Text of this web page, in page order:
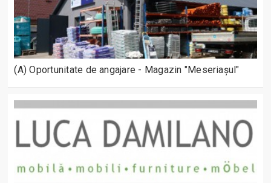
(A) Oportunitate de angajare - Magazin "Meseriașul"